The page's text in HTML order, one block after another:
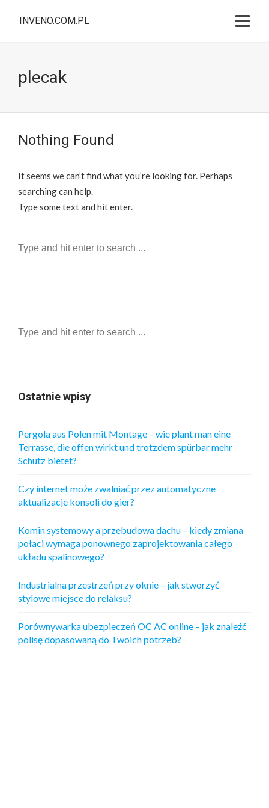
INVENO.COM.PL
plecak
Nothing Found
It seems we can’t find what you’re looking for. Perhaps
searching can help.
Type some text and hit enter.
Ostatnie wpisy
Pergola aus Polen mit Montage – wie plant man eine
Terrasse, die offen wirkt und trotzdem spürbar mehr
Schutz bietet?
Czy internet może zwalniać przez automatyczne
aktualizacje konsoli do gier?
Komin systemowy a przebudowa dachu – kiedy zmiana
połaci wymaga ponownego zaprojektowania całego
układu spalinowego?
Industrialna przestrzeń przy oknie – jak stworzyć
stylowe miejsce do relaksu?
Porównywarka ubezpieczeń OC AC online – jak znaleźć
polisę dopasowaną do Twoich potrzeb?